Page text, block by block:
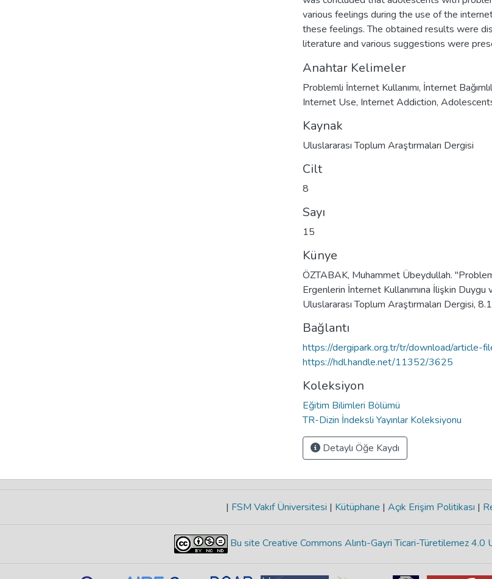
various feelings during the use of the
these feelings. The obtained results were
literature and various suggestions were
Anahtar Kelimeler
Problemli İnternet Kullanımı, İnternet
Internet Use, Internet Addiction,
Kaynak
Uluslararası Toplum Araştırmaları Dergisi
Cilt
8
Sayı
15
Künye
ÖZTABAK, Muhammet Übeydullah.
Ergenlerin İnternet Kullanımına İlişkin
Uluslararası Toplum Araştırmaları Dergisi,
Bağlantı
https://dergipark.org.tr/tr/download/article-
https://hdl.handle.net/11352/3625
Koleksiyon
Eğitim Bilimleri Bölümü
TR-Dizin İndeksli Yayınlar Koleksiyonu
Detaylı Öğe Kaydı
| FSM Vakıf Üniversitesi | Kütüphane | Açık Erişim Politikası |
Bu site Creative Commons Alıntı-Gayri Ticari-Türetilemez 4.0